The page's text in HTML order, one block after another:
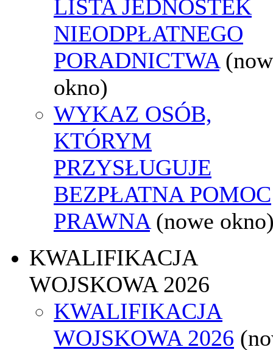
LISTA JEDNOSTEK
NIEODPŁATNEGO
PORADNICTWA
okno)
WYKAZ OSÓB,
KTÓRYM
PRZYSŁUGUJE
BEZPŁATNA POMOC
PRAWNA (nowe
KWALIFIKACJA
WOJSKOWA 2026
KWALIFIKACJA
WOJSKOWA 2026